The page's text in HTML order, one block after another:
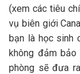
(xem các tiêu
vụ biên giới
bạn là học sinh
không đảm
phòng sẽ đưa